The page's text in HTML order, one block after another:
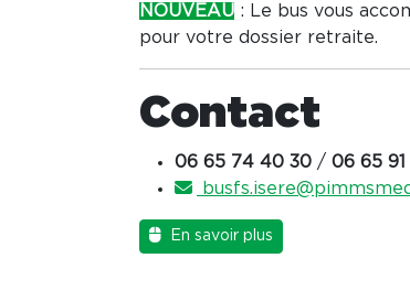
NOUVEAU : Le bus vous
pour votre dossier retraite.
Contact
06 65 74 40 30 / 06 65 91
En savoir plus